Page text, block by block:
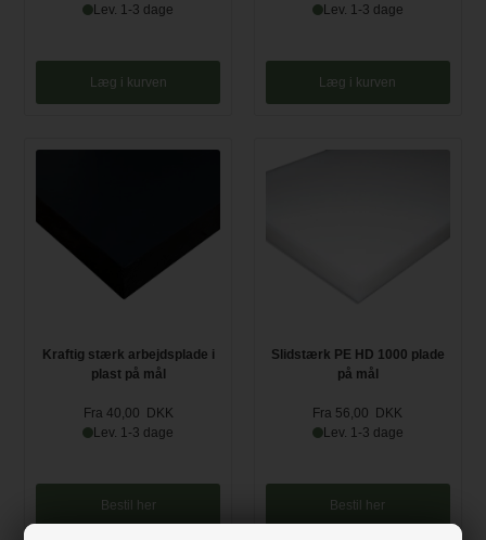
Lev. 1-3 dage
Læg i kurven
Lev. 1-3 dage
Læg i kurven
Kraftig stærk arbejdsplade i
plast på mål
Fra 40,00 DKK
Lev. 1-3 dage
Bestil her
Slidstærk PE HD 1000 plade
på mål
Fra 56,00 DKK
Lev. 1-3 dage
Bestil her